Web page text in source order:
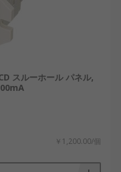
スルーホール パネル,
￥1,200.00/個